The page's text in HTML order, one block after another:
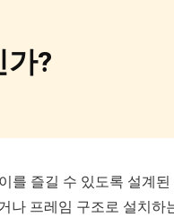
가?
를 즐길 수 있도록 설계
나 프레임 구조로 설치하